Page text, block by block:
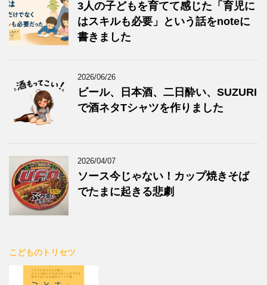
3人の子どもを育てて感じた「育児に
はスキルも必要」という話をnoteに
書きました
2026/06/26
ビール、日本酒、二日酔い、SUZURI
で酒ネタTシャツを作りました
2026/04/07
ソース今じゃない！カップ焼きそば
でたまに起きる悲劇
こどものトリセツ